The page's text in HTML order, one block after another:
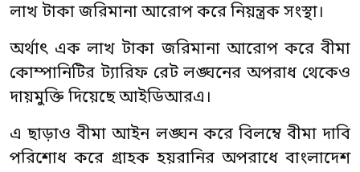
লাখ টাকা জরিমানা আরোপ করে নিয়ন্ত্রক সংস্থা।
অর্থাৎ এক লাখ টাকা জরিমানা আরোপ করে বীমা
কোম্পানিটির ট্যারিফ রেট লঙ্ঘনের অপরাধ থেকেও
দায়মুক্তি দিয়েছে আইডিআরএ।
এ ছাড়াও বীমা আইন লঙ্ঘন করে বিলম্বে বীমা দাবি
পরিশোধ করে গ্রাহক হয়রানির অপরাধে বাংলাদেশ